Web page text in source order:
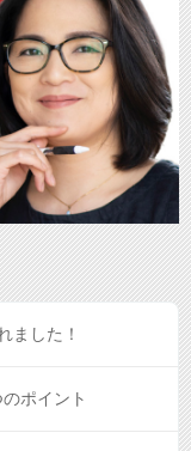
ました！
ポイント